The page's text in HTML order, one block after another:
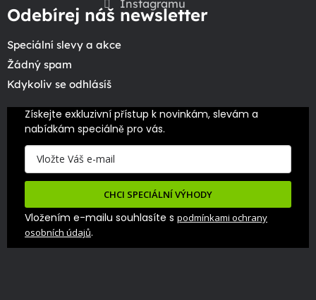
Instagramu
Odebírej náš newsletter
Speciální slevy a akce
Žádný spam
Kdykoliv se odhlásíš
Získejte exkluzivní přístup k novinkám, slevám a
nabídkám speciálně pro vás.
CHCI SPECIÁLNÍ VÝHODY
Vložením e-mailu souhlasíte s podmínkami ochrany
osobních údajů.